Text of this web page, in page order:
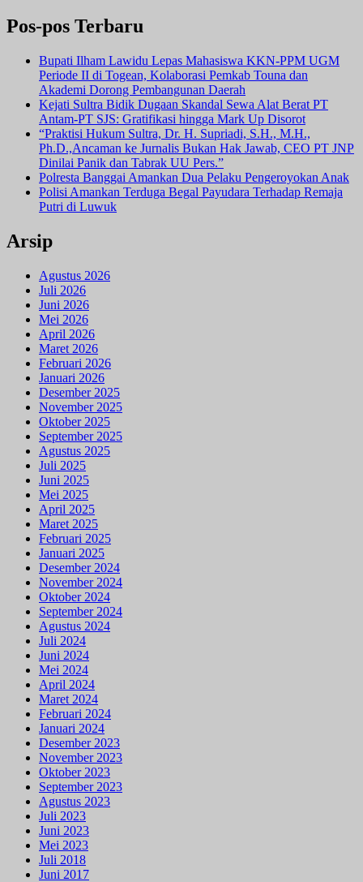
Pos-pos Terbaru
Bupati Ilham Lawidu Lepas Mahasiswa KKN-PPM UGM
Periode II di Togean, Kolaborasi Pemkab Touna dan
Akademi Dorong Pembangunan Daerah
Kejati Sultra Bidik Dugaan Skandal Sewa Alat Berat PT
Antam-PT SJS: Gratifikasi hingga Mark Up Disorot
“Praktisi Hukum Sultra, Dr. H. Supriadi, S.H., M.H.,
Ph.D.,Ancaman ke Jurnalis Bukan Hak Jawab, CEO PT JNP
Dinilai Panik dan Tabrak UU Pers.”
Polresta Banggai Amankan Dua Pelaku Pengeroyokan Anak
Polisi Amankan Terduga Begal Payudara Terhadap Remaja
Putri di Luwuk
Arsip
Agustus 2026
Juli 2026
Juni 2026
Mei 2026
April 2026
Maret 2026
Februari 2026
Januari 2026
Desember 2025
November 2025
Oktober 2025
September 2025
Agustus 2025
Juli 2025
Juni 2025
Mei 2025
April 2025
Maret 2025
Februari 2025
Januari 2025
Desember 2024
November 2024
Oktober 2024
September 2024
Agustus 2024
Juli 2024
Juni 2024
Mei 2024
April 2024
Maret 2024
Februari 2024
Januari 2024
Desember 2023
November 2023
Oktober 2023
September 2023
Agustus 2023
Juli 2023
Juni 2023
Mei 2023
Juli 2018
Juni 2017